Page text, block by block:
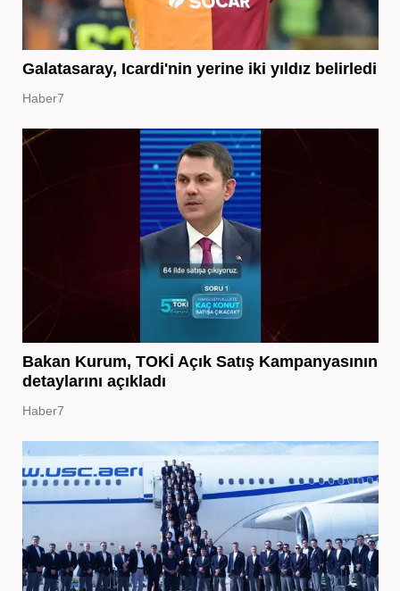
Galatasaray, Icardi'nin yerine iki yıldız belirledi
Haber7
Bakan Kurum, TOKİ Açık Satış Kampanyasının
detaylarını açıkladı
Haber7